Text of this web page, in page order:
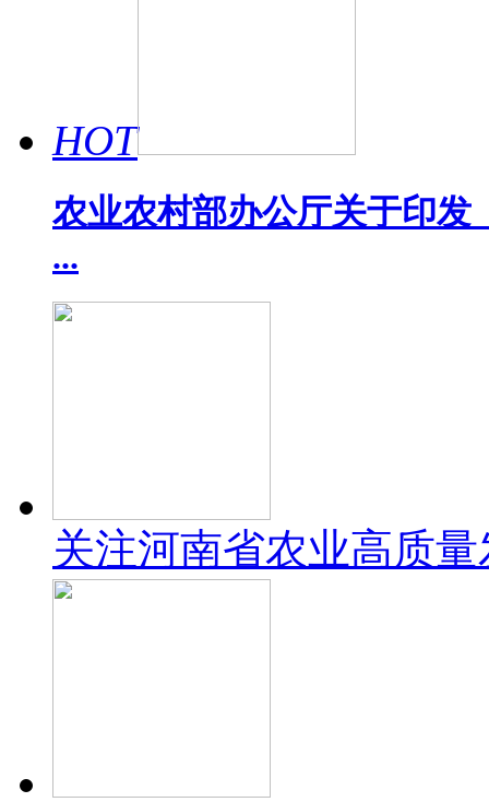
HOT
农业农村部办公厅关于印发
...
关注河南省农业高质